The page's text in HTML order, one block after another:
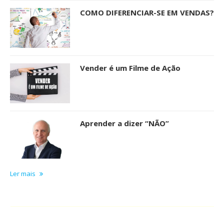
COMO DIFERENCIAR-SE EM VENDAS?
Vender é um Filme de Ação
Aprender a dizer “NÃO”
Ler mais